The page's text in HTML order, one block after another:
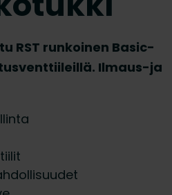
RST runkoinen Basic-
Ilmaus-ja